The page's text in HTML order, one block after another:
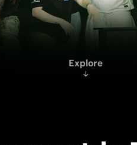
Explore